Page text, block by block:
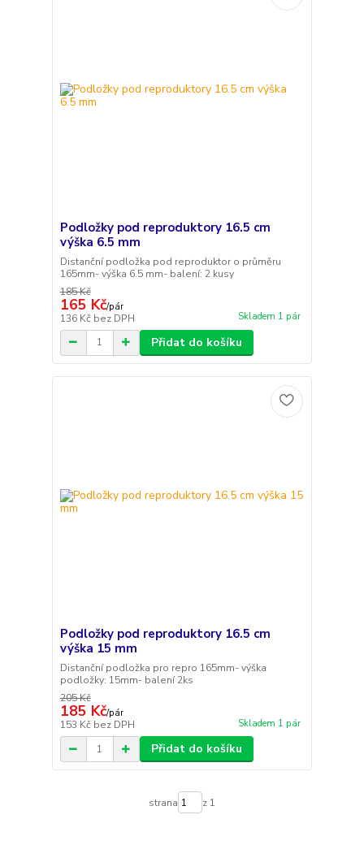
Podložky pod reproduktory 16.5 cm
výška 6.5 mm
Distanční podložka pod reproduktor o průměru
165mm- výška 6.5 mm- balení: 2 kusy
185 Kč
165 Kč/pár
136 Kč bez DPH Skladem 1 pár
Přidat do košíku
Podložky pod reproduktory 16.5 cm
výška 15 mm
Distanční podložka pro repro 165mm- výška
podložky: 15mm- balení 2ks
205 Kč
185 Kč/pár
153 Kč bez DPH Skladem 1 pár
Přidat do košíku
strana z 1